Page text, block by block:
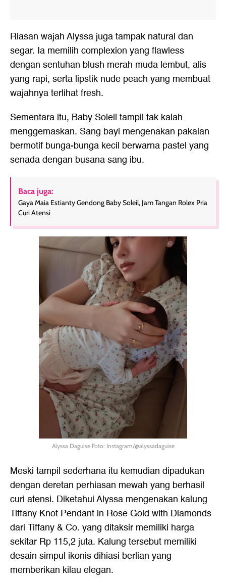
Riasan wajah Alyssa juga tampak natural dan
segar. Ia memilih complexion yang flawless
dengan sentuhan blush merah muda lembut, alis
yang rapi, serta lipstik nude peach yang membuat
wajahnya terlihat fresh.
Sementara itu, Baby Soleil tampil tak kalah
menggemaskan. Sang bayi mengenakan pakaian
bermotif bunga-bunga kecil berwarna pastel yang
senada dengan busana sang ibu.
Baca juga:
Gaya Maia Estianty Gendong Baby Soleil, Jam Tangan Rolex Pria
Curi Atensi
Alyssa Daguise Foto: Instagram/@alyssadaguise
Meski tampil sederhana itu kemudian dipadukan
dengan deretan perhiasan mewah yang berhasil
curi atensi. Diketahui Alyssa mengenakan kalung
Tiffany Knot Pendant in Rose Gold with Diamonds
dari Tiffany & Co. yang ditaksir memiliki harga
sekitar Rp 115,2 juta. Kalung tersebut memiliki
desain simpul ikonis dihiasi berlian yang
memberikan kilau elegan.